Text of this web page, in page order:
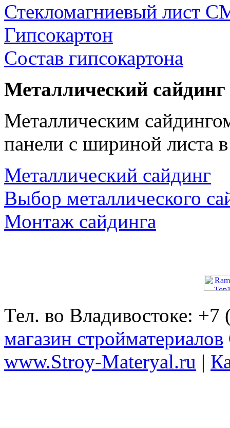
Стекломагниевый лист
Гипсокартон
Состав гипсокартона
Металлический сайдинг
Металлическим
панели с шириной листа
Металлический сайдинг
Выбор металлического
Монтаж сайдинга
Тел. во Владивостоке:
магазин стройматериалов
www.Stroy-Materyal.ru |